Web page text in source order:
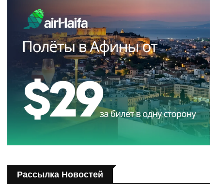
Рассылка Новостей